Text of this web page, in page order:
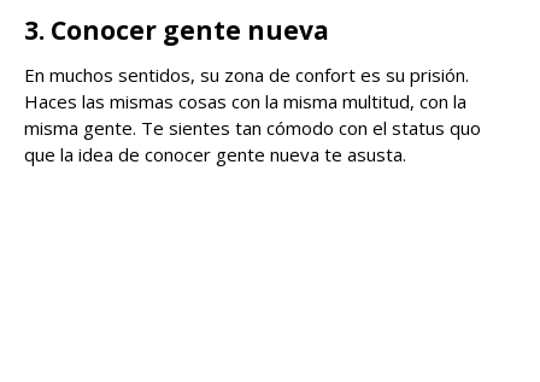
3. Conocer gente nueva
En muchos sentidos, su zona de confort es su prisión.
Haces las mismas cosas con la misma multitud, con la
misma gente. Te sientes tan cómodo con el status quo
que la idea de conocer gente nueva te asusta.